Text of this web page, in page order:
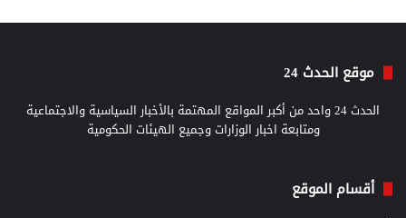
موقع الحدث 24
الحدث 24 واحد من أكبر المواقع المهتمة بالأخبار السياسية والاجتماعية
ومتابعة اخبار الوزارات وجميع الهيئات الحكومية
أقسام الموقع